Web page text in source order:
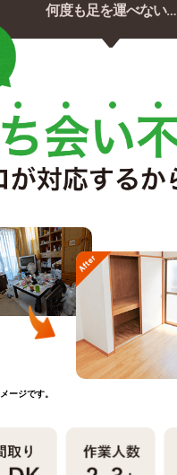
何度も足を運べない…
ージです。